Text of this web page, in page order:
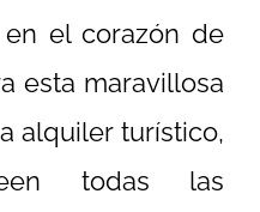
el corazón de
esta maravillosa
alquiler turístico,
todas las